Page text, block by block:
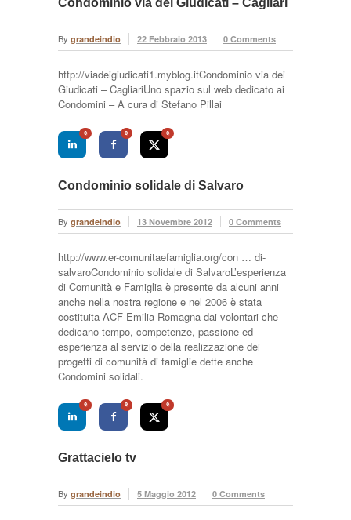
Condominio via dei Giudicati – Cagliari
By grandeindio 22 Febbraio 2013 0 Comments
http://viadeigiudicati1.myblog.itCondominio via dei
Giudicati – CagliariUno spazio sul web dedicato ai
Condomini – A cura di Stefano Pillai
0 0 0
Condominio solidale di Salvaro
By grandeindio 13 Novembre 2012 0 Comments
http://www.er-comunitaefamiglia.org/con … di-
salvaroCondominio solidale di SalvaroL’esperienza
di Comunità e Famiglia è presente da alcuni anni
anche nella nostra regione e nel 2006 è stata
costituita ACF Emilia Romagna dai volontari che
dedicano tempo, competenze, passione ed
esperienza al servizio della realizzazione dei
progetti di comunità di famiglie dette anche
Condomini solidali.
0 0 0
Grattacielo tv
By grandeindio 5 Maggio 2012 0 Comments